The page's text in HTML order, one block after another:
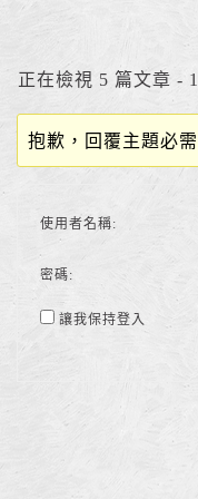
正在檢視 5 篇文章 -
抱歉，回覆主題必需
使用者名稱:
密碼:
讓我保持登入